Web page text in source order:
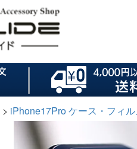
iPhone17Pro ケース・フィ